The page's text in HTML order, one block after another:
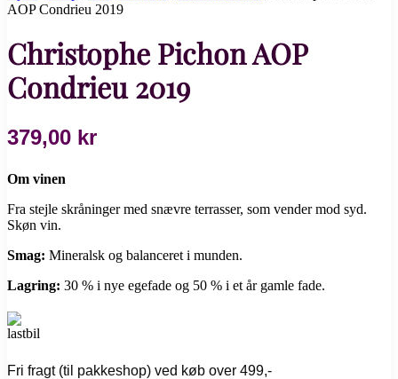
AOP Condrieu 2019
Christophe Pichon AOP
Condrieu 2019
379,00 kr
Om vinen
Fra stejle skråninger med snævre terrasser, som vender mod syd.
Skøn vin.
Smag: Mineralsk og balanceret i munden.
Lagring: 30 % i nye egefade og 50 % i et år gamle fade.
Fri fragt (til pakkeshop) ved køb over 499,-